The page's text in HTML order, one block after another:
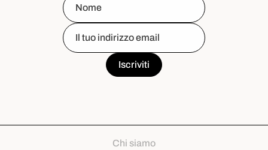
Chi siamo